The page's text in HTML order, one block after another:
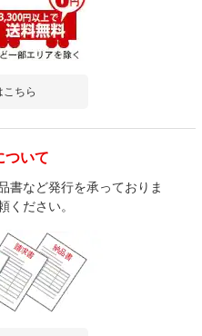
こちら
ついて
書など発行を承っておりま
ください。